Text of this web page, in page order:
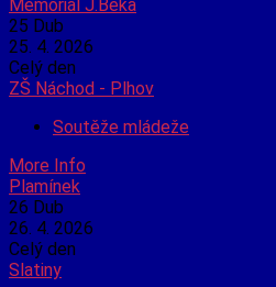
Memoriál J.Beka
25 Dub
25. 4. 2026
Celý den
ZŠ Náchod - Plhov
Soutěže mládeže
More Info
Plamínek
26 Dub
26. 4. 2026
Celý den
Slatiny